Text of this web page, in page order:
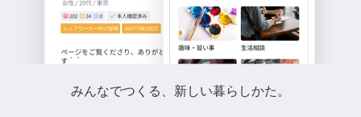
みんなでつくる、新しい暮らしかた。